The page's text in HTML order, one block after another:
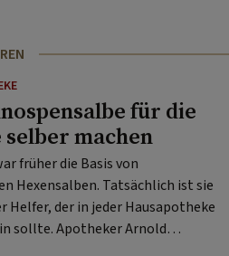
für die
selber machen
früher die Basis von
Hexensalben. Tatsächlich ist sie
Helfer, der in jeder Hausapotheke
sollte. Apotheker Arnold